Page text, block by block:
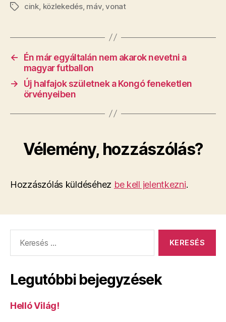
Címkék
cink, közlekedés, máv,vonat
←
Én már egyáltalán nem akarok nevetni a
magyar futballon
→
Új halfajok születnek a Kongó feneketlen
örvényeiben
Vélemény, hozzászólás?
Hozzászólás küldéséhez be kell jelentkezni.
Legutóbbi bejegyzések
Helló Világ!